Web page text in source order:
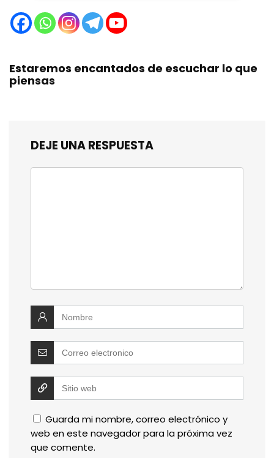
Estaremos encantados de escuchar lo que
piensas
DEJE UNA RESPUESTA
Guarda mi nombre, correo electrónico y
web en este navegador para la próxima vez
que comente.